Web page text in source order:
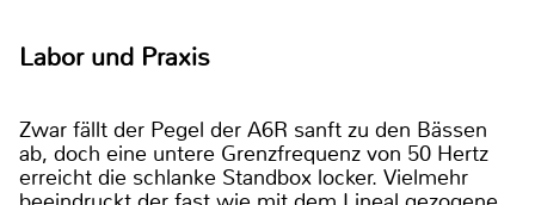
Labor und Praxis
Zwar fällt der Pegel der A6R sanft zu den Bässen
ab, doch eine untere Grenzfrequenz von 50 Hertz
erreicht die schlanke Standbox locker. Vielmehr